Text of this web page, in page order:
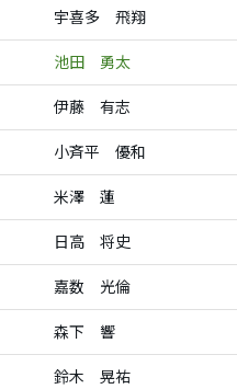
宇喜多 飛翔
池田 勇太
伊藤 有志
小斉平 優和
米澤 蓮
日高 将史
嘉数 光倫
森下 響
鈴木 晃祐